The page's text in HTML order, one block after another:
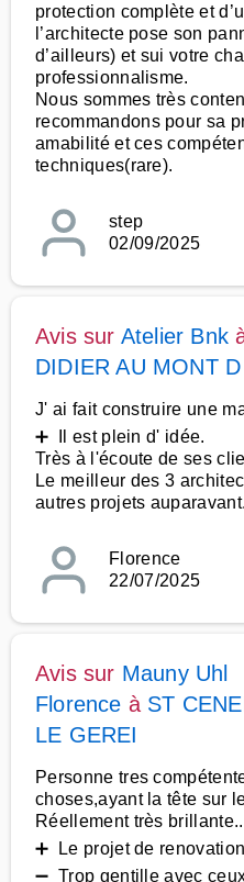
protection complète et
l’architecte pose son
d’ailleurs) et sui votre
professionnalisme.
Nous sommes très
recommandons pour sa
amabilité et ces
techniques(rare).
step
02/09/2025
Avis sur Atelier Bnk
DIDIER AU MONT
J' ai fait construire une
➕ Il est plein d' idée.
Très à l'écoute de ses
Le meilleur des 3
autres projets
Florence
22/07/2025
Avis sur Mauny Uhl
Florence à ST
LE GEREI
Personne tres
choses,ayant la tête sur
Réellement très
➕ Le projet de
➖ Trop gentille avec